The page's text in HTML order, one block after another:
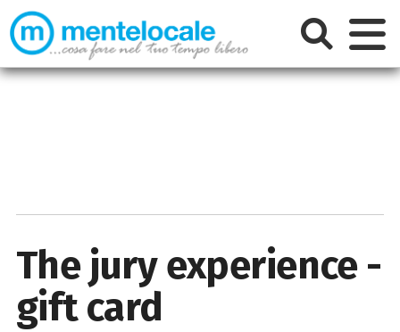
The jury experience -
gift card